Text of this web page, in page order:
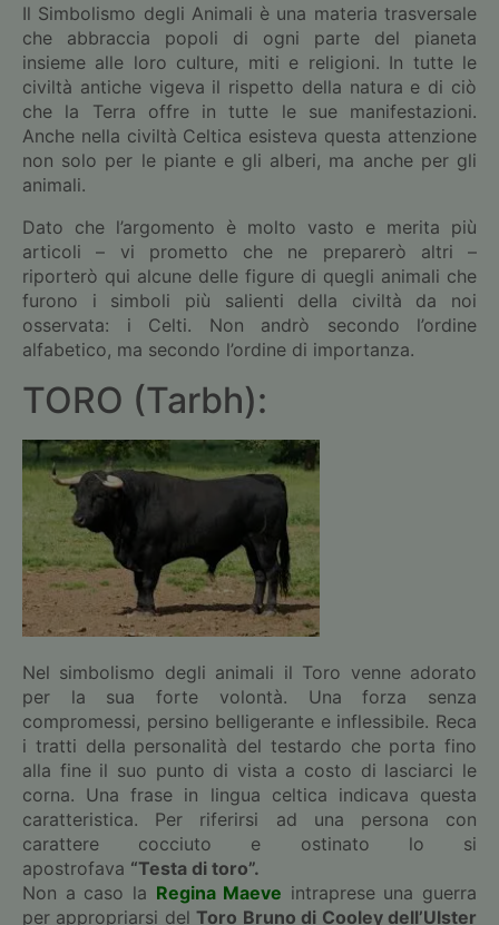
Il Simbolismo degli Animali è una materia trasversale
che abbraccia popoli di ogni parte del pianeta
insieme alle loro culture, miti e religioni. In tutte le
civiltà antiche vigeva il rispetto della natura e di ciò
che la Terra offre in tutte le sue manifestazioni.
Anche nella civiltà Celtica esisteva questa attenzione
non solo per le piante e gli alberi, ma anche per gli
animali.
Dato che l’argomento è molto vasto e merita più
articoli – vi prometto che ne preparerò altri –
riporterò qui alcune delle figure di quegli animali che
furono i simboli più salienti della civiltà da noi
osservata: i Celti. Non andrò secondo l’ordine
alfabetico, ma secondo l’ordine di importanza.
TORO (Tarbh):
Nel simbolismo degli animali il Toro venne adorato
per la sua forte volontà. Una forza senza
compromessi, persino belligerante e inflessibile. Reca
i tratti della personalità del testardo che porta fino
alla fine il suo punto di vista a costo di lasciarci le
corna. Una frase in lingua celtica indicava questa
caratteristica. Per riferirsi ad una persona con
carattere cocciuto e ostinato lo si
apostrofava “Testa di toro”.
Non a caso la Regina Maeve intraprese una guerra
per appropriarsi delToro Bruno di Cooley dell’Ulster